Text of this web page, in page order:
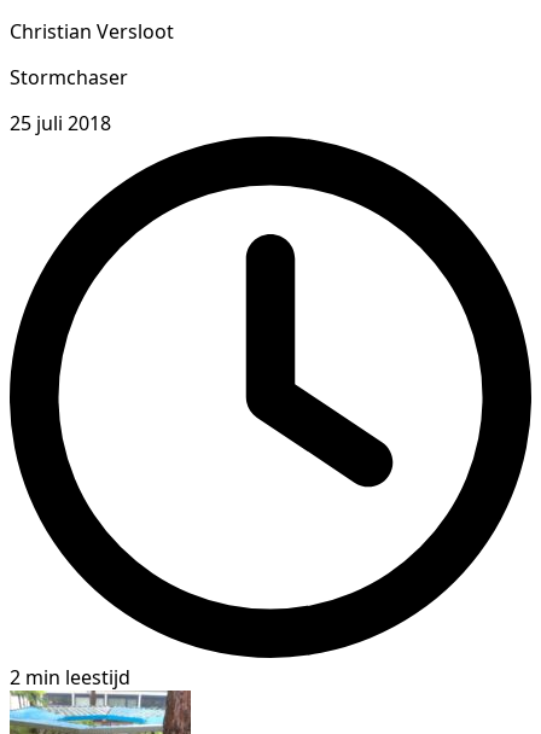
Christian Versloot
Stormchaser
25 juli 2018
2 min leestijd